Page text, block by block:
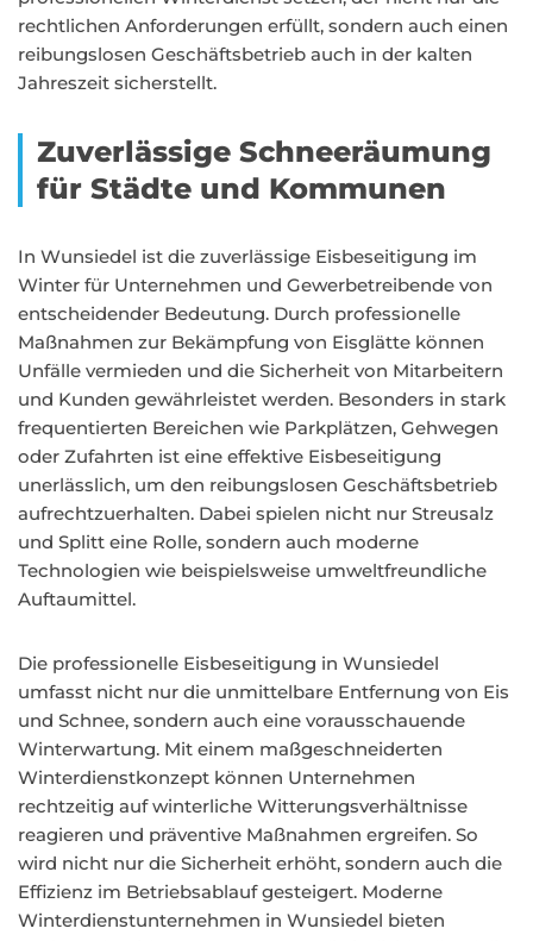
rechtlichen Anforderungen erfüllt, sondern auch einen
reibungslosen Geschäftsbetrieb auch in der kalten
Jahreszeit sicherstellt.
Zuverlässige Schneeräumung
für Städte und Kommunen
In Wunsiedel ist die zuverlässige Eisbeseitigung im
Winter für Unternehmen und Gewerbetreibende von
entscheidender Bedeutung. Durch professionelle
Maßnahmen zur Bekämpfung von Eisglätte können
Unfälle vermieden und die Sicherheit von Mitarbeitern
und Kunden gewährleistet werden. Besonders in stark
frequentierten Bereichen wie Parkplätzen, Gehwegen
oder Zufahrten ist eine effektive Eisbeseitigung
unerlässlich, um den reibungslosen Geschäftsbetrieb
aufrechtzuerhalten. Dabei spielen nicht nur Streusalz
und Splitt eine Rolle, sondern auch moderne
Technologien wie beispielsweise umweltfreundliche
Auftaumittel.
Die professionelle Eisbeseitigung in Wunsiedel
umfasst nicht nur die unmittelbare Entfernung von Eis
und Schnee, sondern auch eine vorausschauende
Winterwartung. Mit einem maßgeschneiderten
Winterdienstkonzept können Unternehmen
rechtzeitig auf winterliche Witterungsverhältnisse
reagieren und präventive Maßnahmen ergreifen. So
wird nicht nur die Sicherheit erhöht, sondern auch die
Effizienz im Betriebsablauf gesteigert. Moderne
Winterdienstunternehmen in Wunsiedel bieten